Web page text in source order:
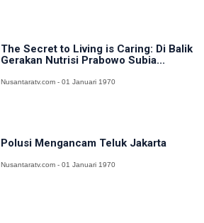
The Secret to Living is Caring: Di Balik
Gerakan Nutrisi Prabowo Subia...
Nusantaratv.com - 01 Januari 1970
Polusi Mengancam Teluk Jakarta
Nusantaratv.com - 01 Januari 1970